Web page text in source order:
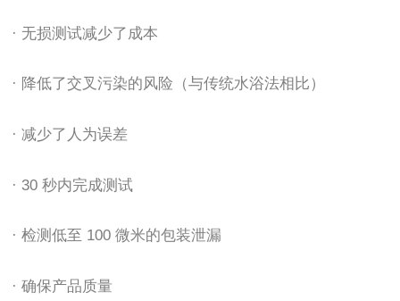
· 无损测试减少了成本
· 降低了交叉污染的风险（与传统水浴法相比）
· 减少了人为误差
· 30 秒内完成测试
· 检测低至 100 微米的包装泄漏
· 确保产品质量